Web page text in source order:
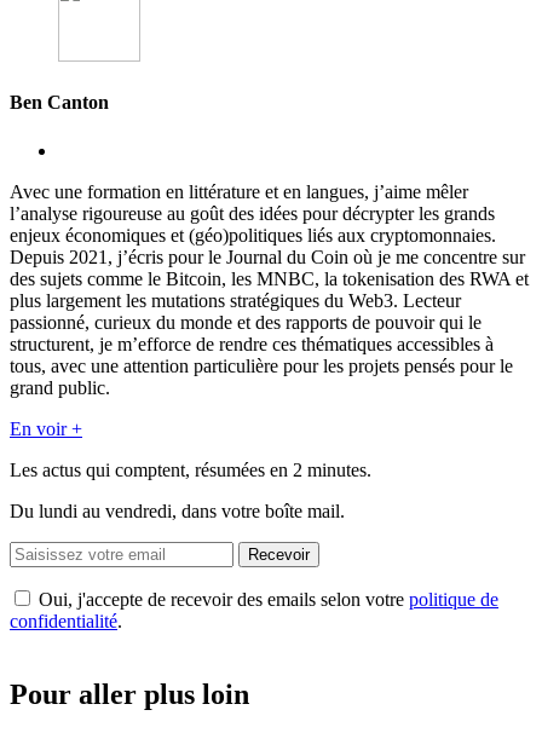
Ben Canton
Avec une formation en littérature et en langues, j’aime mêler
l’analyse rigoureuse au goût des idées pour décrypter les grands
enjeux économiques et (géo)politiques liés aux cryptomonnaies.
Depuis 2021, j’écris pour le Journal du Coin où je me concentre sur
des sujets comme le Bitcoin, les MNBC, la tokenisation des RWA et
plus largement les mutations stratégiques du Web3. Lecteur
passionné, curieux du monde et des rapports de pouvoir qui le
structurent, je m’efforce de rendre ces thématiques accessibles à
tous, avec une attention particulière pour les projets pensés pour le
grand public.
En voir +
Les actus qui comptent, résumées en 2 minutes.
Du lundi au vendredi, dans votre boîte mail.
Recevoir
Oui, j'accepte de recevoir des emails selon votre politique de
confidentialité.
Pour aller plus loin